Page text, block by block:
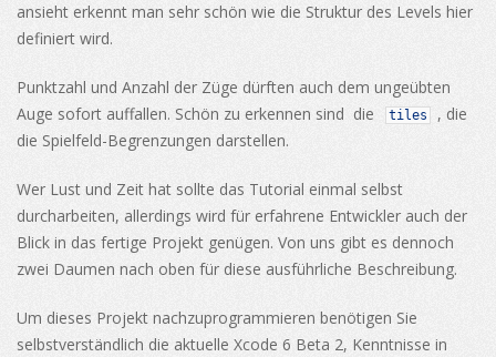
ansieht erkennt man sehr schön wie die Struktur des Levels hier
definiert wird.
Punktzahl und Anzahl der Züge dürften auch dem ungeübten
Auge sofort auffallen. Schön zu erkennen sind die
tiles
, die
die Spielfeld-Begrenzungen darstellen.
Wer Lust und Zeit hat sollte das Tutorial einmal selbst
durcharbeiten, allerdings wird für erfahrene Entwickler auch der
Blick in das fertige Projekt genügen. Von uns gibt es dennoch
zwei Daumen nach oben für diese ausführliche Beschreibung.
Um dieses Projekt nachzuprogrammieren benötigen Sie
selbstverständlich die aktuelle Xcode 6 Beta 2, Kenntnisse in